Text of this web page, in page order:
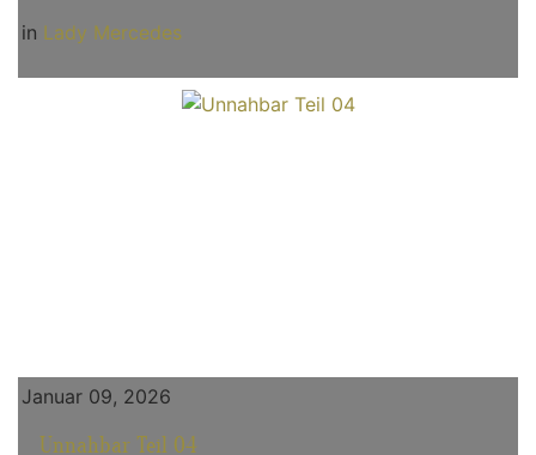
in Lady Mercedes
Januar 09, 2026
Unnahbar Teil 04